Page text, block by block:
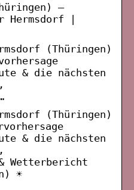
–
Hermsdorf |
(Thüringen)
& die nächsten
(Thüringen)
& die nächsten
Wetterbericht
☀